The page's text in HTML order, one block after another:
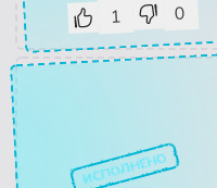
1 0
ИСПОЛНЕНО